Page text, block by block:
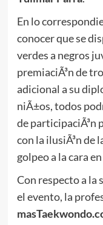
En lo
conocer que se
verdes a negros
premiaciÃ³n de
adicional a su
niÃ±os, todos
de participaciÃ³n
con la ilusiÃ³n de
golpeo a la cara
Con respecto a la
el evento, la